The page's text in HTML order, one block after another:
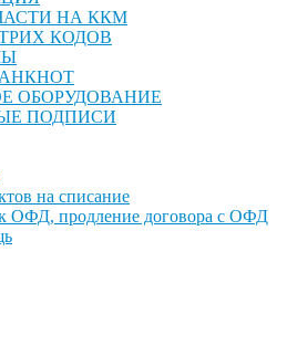
НА ККМ
КОДОВ
ОБОРУДОВАНИЕ
ПОДПИСИ
на списание
ОФД, продление договора с ОФД